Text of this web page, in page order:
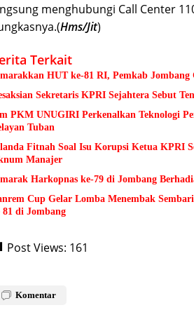
menghubungi Call Center
Hms/Jit)
Terkait
HUT ke-81 RI, Pemkab
Sekretaris KPRI Sejahtera Sebut
PKM UNUGIRI Perkenalkan Teknologi
Tuban
Fitnah Soal Isu Korupsi Ketua KPRI
Manajer
Harkopnas ke-79 di Jombang
Cup Gelar Lomba Menembak
81 di Jombang
Post Views: 161
Komentar